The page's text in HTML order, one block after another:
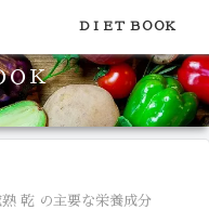
かる！健康やダイエットに
ＯＫ
乾 の主要な栄養成分
ＤＩＥＴ ＢＯＯＫ